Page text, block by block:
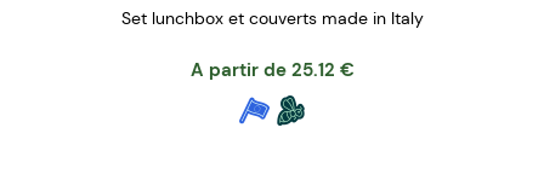
Set lunchbox et couverts made in Italy
A partir de 25.12 €